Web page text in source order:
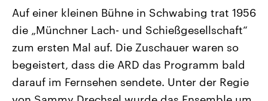
Landtagswahl Sachsen-Anhalt
2026
Alle Informationen
Sachsen-Anhalt wählt am 6.
September 2026 einen neuen
Landtag. Seit 2021 wird das
Bundesland von einer Koalition aus
USA
Aktuelle Beiträge,
Hintergründe
Wirtschaftlich und
gehören die Vereinigten
den mächtigsten Ländern
mit großem Einfluss auf
Auf einer kleinen Bühne in Schwabing trat 1956
die „Münchner Lach- und Schießgesellschaft“
zum ersten Mal auf. Die Zuschauer waren so
begeistert, dass die ARD das Programm bald
darauf im Fernsehen sendete. Unter der Regie